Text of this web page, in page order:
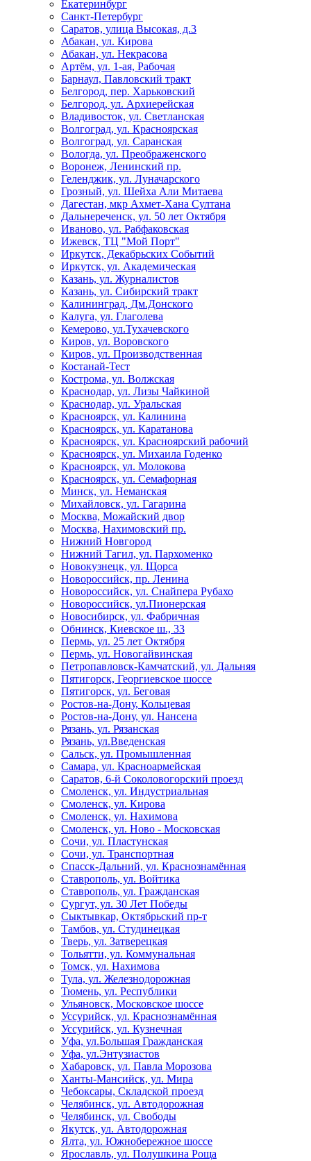
Екатеринбург
Санкт-Петербург
Саратов, улица Высокая, д.3
Абакан, ул. Кирова
Абакан, ул. Некрасова
Артём, ул. 1-ая, Рабочая
Барнаул, Павловский тракт
Белгород, пер. Харьковский
Белгород, ул. Архиерейская
Владивосток, ул. Светланская
Волгоград, ул. Красноярская
Волгоград, ул. Саранская
Вологда, ул. Преображенского
Воронеж, Ленинский пр.
Геленджик, ул. Луначарского
Грозный, ул. Шейха Али Митаева
Дагестан, мкр Ахмет-Хана Султана
Дальнереченск, ул. 50 лет Октября
Иваново, ул. Рабфаковская
Ижевск, ТЦ "Мой Порт"
Иркутск, Декабрьских Событий
Иркутск, ул. Академическая
Казань, ул. Журналистов
Казань, ул. Сибирский тракт
Калининград, Дм.Донского
Калуга, ул. Глаголева
Кемерово, ул.Тухачевского
Киров, ул. Воровского
Киров, ул. Производственная
Костанай-Тест
Кострома, ул. Волжская
Краснодар, ул. Лизы Чайкиной
Краснодар, ул. Уральская
Красноярск, ул. Калинина
Красноярск, ул. Каратанова
Красноярск, ул. Красноярский рабочий
Красноярск, ул. Михаила Годенко
Красноярск, ул. Молокова
Красноярск, ул. Семафорная
Минск, ул. Неманская
Михайловск, ул. Гагарина
Москва, Можайский двор
Москва, Нахимовский пр.
Нижний Новгород
Нижний Тагил, ул. Пархоменко
Новокузнецк, ул. Щорса
Новороссийск, пр. Ленина
Новороссийск, ул. Снайпера Рубахо
Новороссийск, ул.Пионерская
Новосибирск, ул. Фабричная
Обнинск, Киевское ш., 33
Пермь, ул. 25 лет Октября
Пермь, ул. Новогайвинская
Петропавловск-Камчатский, ул. Дальняя
Пятигорск, Георгиевское шоссе
Пятигорск, ул. Беговая
Ростов-на-Дону, Кольцевая
Ростов-на-Дону, ул. Нансена
Рязань, ул. Рязанская
Рязань, ул.Введенская
Сальск, ул. Промышленная
Самара, ул. Красноармейская
Саратов, 6-й Соколовогорский проезд
Смоленск, ул. Индустриальная
Смоленск, ул. Кирова
Смоленск, ул. Нахимова
Смоленск, ул. Ново - Московская
Сочи, ул. Пластунская
Сочи, ул. Транспортная
Спасск-Дальний, ул. Краснознамённая
Ставрополь, ул. Войтика
Ставрополь, ул. Гражданская
Сургут, ул. 30 Лет Победы
Сыктывкар, Октябрьский пр-т
Тамбов, ул. Студинецкая
Тверь, ул. Затверецкая
Тольятти, ул. Коммунальная
Томск, ул. Нахимова
Тула, ул. Железнодорожная
Тюмень, ул. Республики
Ульяновск, Московское шоссе
Уссурийск, ул. Краснознамённая
Уссурийск, ул. Кузнечная
Уфа, ул.Большая Гражданская
Уфа, ул.Энтузиастов
Хабаровск, ул. Павла Морозова
Ханты-Мансийск, ул. Мира
Чебоксары, Складской проезд
Челябинск, ул. Автодорожная
Челябинск, ул. Свободы
Якутск, ул. Автодорожная
Ялта, ул. Южнобережное шоссе
Ярославль, ул. Полушкина Роща